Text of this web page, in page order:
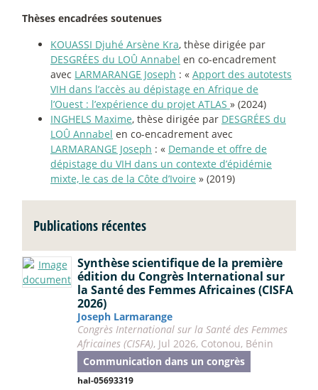
Thèses encadrées soutenues
KOUASSI Djuhé Arsène Kra, thèse dirigée par
DESGRÉES du LOÛ Annabel en co-encadrement
avec LARMARANGE Joseph : « Apport des autotests
VIH dans l’accès au dépistage en Afrique de
l’Ouest : l’expérience du projet ATLAS » (2024)
INGHELS Maxime, thèse dirigée par DESGRÉES du
LOÛ Annabel en co-encadrement avec
LARMARANGE Joseph : « Demande et offre de
dépistage du VIH dans un contexte d’épidémie
mixte, le cas de la Côte d’Ivoire » (2019)
Publications récentes
Synthèse scientifique de la première
édition du Congrès International sur
la Santé des Femmes Africaines (CISFA
2026)
Joseph Larmarange
Congrès International sur la Santé des Femmes
Africaines (CISFA), Jul 2026, Cotonou, Bénin
Communication dans un congrès
hal-05693319